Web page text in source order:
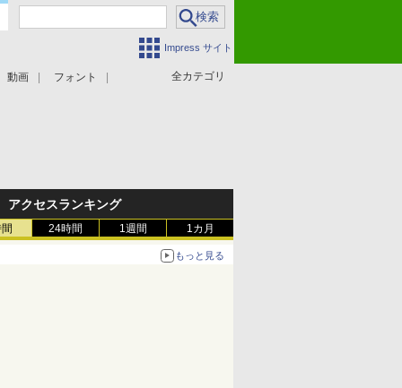
Impress サイト
全カテゴリ
動画 フォント
アクセスランキング
24時間 1週間 1カ月
もっと見る